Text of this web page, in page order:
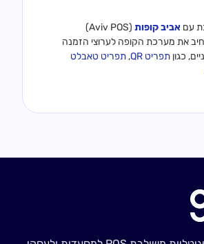
אביב קופות
(Aviv POS)
את מערכת הקופה לערוצי הזמנה
כגון תפריט QR , תפריט טאבלט